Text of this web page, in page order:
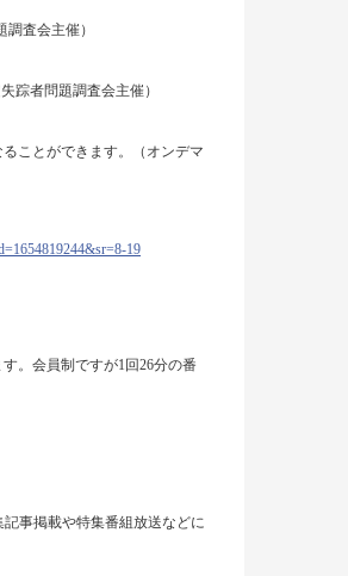
査会主催）
踪者問題調査会主催）
ことができます。（オンデマ
19
。会員制ですが1回26分の番
事掲載や特集番組放送などに